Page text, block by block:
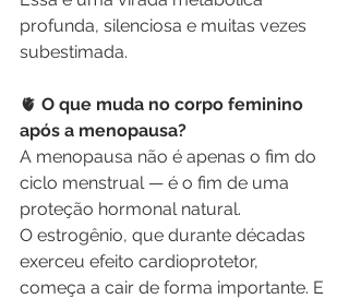
profunda, silenciosa e muitas vezes
subestimada.
🫀 O que muda no corpo feminino
após a menopausa?
A menopausa não é apenas o fim do
ciclo menstrual — é o fim de uma
proteção hormonal natural.
O estrogênio, que durante décadas
exerceu efeito cardioprotetor,
começa a cair de forma importante. E